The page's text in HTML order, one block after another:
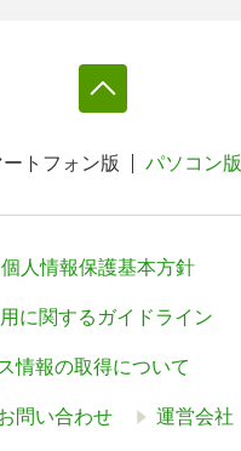
ートフォン版 パソコン版
個人情報保護基本方針
に関するガイドライン
情報の取得について
問い合わせ 運営会社